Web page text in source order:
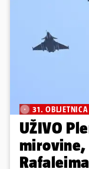
31. OBLJETNICA
UŽIVO